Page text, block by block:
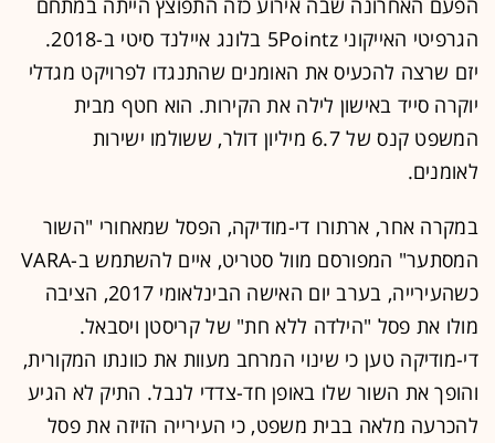
הגרפיטי האייקוני 5Pointz בלונג איילנד סיטי ב-2018.
יזם שרצה להכעיס את האומנים שהתנגדו לפרויקט מגדלי
יוקרה סייד באישון לילה את הקירות. הוא חטף מבית
המשפט קנס של 6.7 מיליון דולר, ששולמו ישירות
לאומנים.
במקרה אחר, ארתורו די-מודיקה, הפסל שמאחורי "השור
המסתער" המפורסם מוול סטריט, איים להשתמש ב-VARA
כשהעירייה, בערב יום האישה הבינלאומי 2017, הציבה
מולו את פסל "הילדה ללא חת" של קריסטן ויסבאל.
די-מודיקה טען כי שינוי המרחב מעוות את כוונתו המקורית,
והופך את השור שלו באופן חד-צדדי לנבל. התיק לא הגיע
להכרעה מלאה בבית משפט, כי העירייה הזיזה את פסל